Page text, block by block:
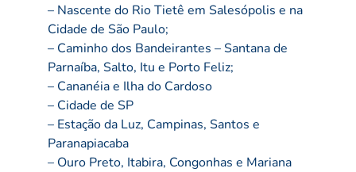
– Nascente do Rio Tietê em Salesópolis e na
Cidade de São Paulo;
– Caminho dos Bandeirantes – Santana de
Parnaíba, Salto, Itu e Porto Feliz;
– Cananéia e Ilha do Cardoso
– Cidade de SP
– Estação da Luz, Campinas, Santos e
Paranapiacaba
– Ouro Preto, Itabira, Congonhas e Mariana